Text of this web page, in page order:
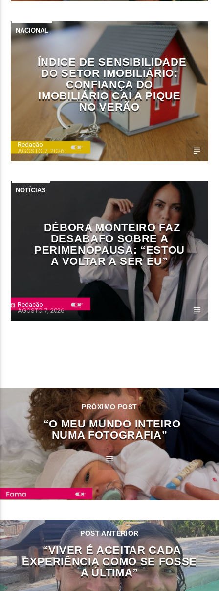
NACIONAL
ÍNDICE DE SENSIBILIDADE
DO SETOR IMOBILIÁRIO:
CONFIANÇA DO
IMOBILIÁRIO CAI A PIQUE
NO VERÃO
Redação
AGOSTO 7, 2026
NOTÍCIAS
DÉBORA MONTEIRO FAZ
DESABAFO SOBRE A
PERIMENOPAUSA: “ESTOU
A VOLTAR A SER EU”
Redação
AGOSTO 7, 2026
PRÓXIMO POST
“O MEU MUNDO INTEIRO
NUMA FOTOGRAFIA”
POST ANTERIOR
“VIVER É ACEITAR CADA
EXPERIÊNCIA COMO SE FOSSE
A ÚLTIMA”